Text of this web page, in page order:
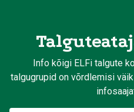
Info kõigi ELFi talgute
talgugrupid on võrdlemisi